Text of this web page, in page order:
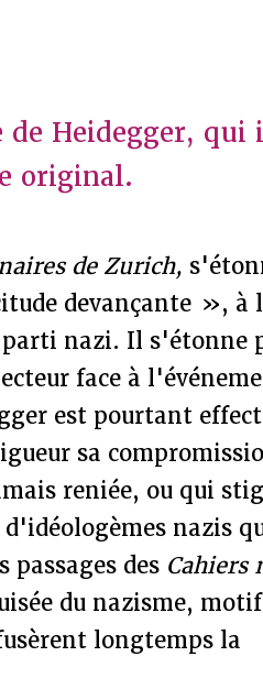
Heidegger, qui
original.
de Zurich,
devançante », à
nazi. Il s'étonne
face à
est pourtant
sa
reniée, ou qui
nazis
des Cahiers
du nazisme,
longtemps la